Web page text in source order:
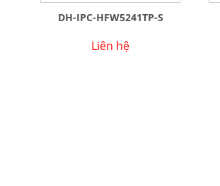
DH-IPC-HFW5241TP-S
Liên hệ